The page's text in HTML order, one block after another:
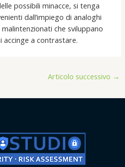
possibili minacce, si tenga
dall’impiego di analoghi
che sviluppano
accinge a contrastare.
Articolo successivo →